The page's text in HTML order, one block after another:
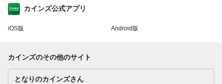
カインズ公式アプリ
iOS版 Android版
カインズのその他のサイト
となりのカインズさん